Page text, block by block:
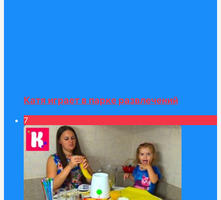
Катя играет в парке развлечений
7